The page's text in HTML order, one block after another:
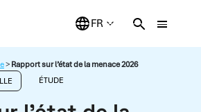
> Rapport sur l’état de la menace 2026
ÉTUDE